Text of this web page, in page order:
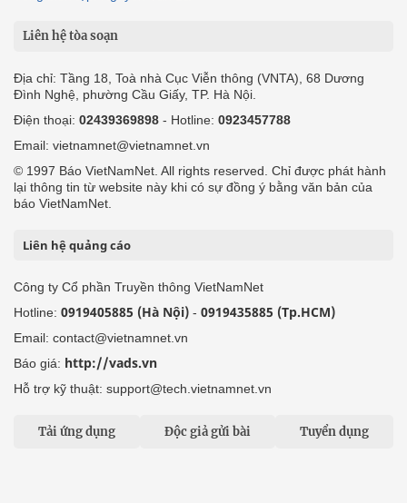
Liên hệ tòa soạn
Địa chỉ: Tầng 18, Toà nhà Cục Viễn thông (VNTA), 68 Dương
Đình Nghệ, phường Cầu Giấy, TP. Hà Nội.
Điện thoại: 02439369898 - Hotline: 0923457788
Email: vietnamnet@vietnamnet.vn
© 1997 Báo VietNamNet. All rights reserved. Chỉ được phát hành
lại thông tin từ website này khi có sự đồng ý bằng văn bản của
báo VietNamNet.
Liên hệ quảng cáo
Công ty Cổ phần Truyền thông VietNamNet
Hotline: 0919405885 (Hà Nội) - 0919435885 (Tp.HCM)
Email: contact@vietnamnet.vn
Báo giá: http://vads.vn
Hỗ trợ kỹ thuật: support@tech.vietnamnet.vn
Tải ứng dụng Độc giả gửi bài Tuyển dụng